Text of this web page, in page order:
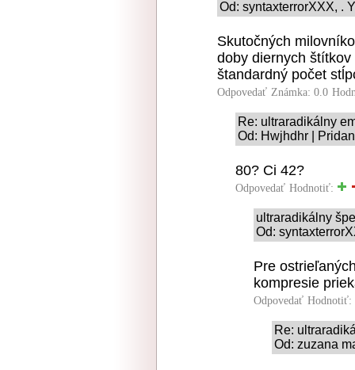
Od: syntaxterrorXXX, .
Skutočných
doby diernych
štandardný počet
Odpovedať Známka: 0.0
Re: ultraradikálny
Od: Hwjhdhr |
80? Ci 42?
Odpovedať Hodnotiť:
ultraradikálny
Od:
Pre
kompresie
Odpovedať Hodnotiť:
Re:
Od: zuzana